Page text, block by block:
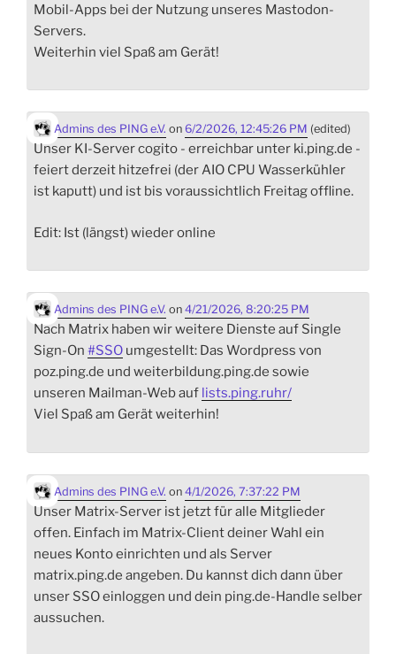
Mobil-Apps bei der Nutzung unseres Mastodon-
Servers.
Weiterhin viel Spaß am Gerät!
Admins des PING e.V. on 6/2/2026, 12:45:26 PM (edited)
Unser KI-Server cogito - erreichbar unter ki.ping.de -
feiert derzeit hitzefrei (der AIO CPU Wasserkühler
ist kaputt) und ist bis voraussichtlich Freitag offline.
Edit: Ist (längst) wieder online
Admins des PING e.V. on 4/21/2026, 8:20:25 PM
Nach Matrix haben wir weitere Dienste auf Single
Sign-On #SSO umgestellt: Das Wordpress von
poz.ping.de und weiterbildung.ping.de sowie
unseren Mailman-Web auf lists.ping.ruhr/
Viel Spaß am Gerät weiterhin!
Admins des PING e.V. on 4/1/2026, 7:37:22 PM
Unser Matrix-Server ist jetzt für alle Mitglieder
offen. Einfach im Matrix-Client deiner Wahl ein
neues Konto einrichten und als Server
matrix.ping.de angeben. Du kannst dich dann über
unser SSO einloggen und dein ping.de-Handle selber
aussuchen.